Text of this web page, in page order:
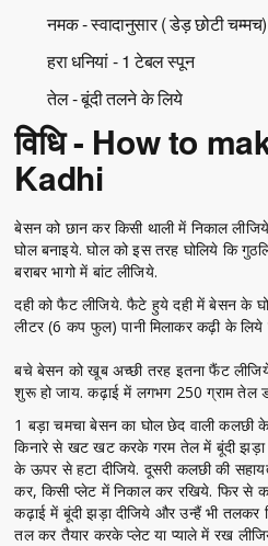
नमक - स्वादानुसार ( डेड़ छोटी चम्मच)
हरा धनियां - 1 टेबल स्पून
तेल - बूंदी तलने के लिये
विधि - How to
Kadhi
बेसन को छान कर किसी थाली में निकाल
घोल बनाइये. घोल को इस तरह घोलिये कि
बराबर भागो में बांट लीजिये.
दही को फैट लीजिये. फैटे हुये दही में बेसन के
लीटर (6 कप फुल) पानी मिलाकर कढ़ी के
बचे बेसन को खूब अच्छी तरह इतना फैंट
शुरू हो जाय. कढ़ाई में लगभग 250 ग्राम तेल
1 बड़ा चमचा बेसन का घोल छेद वाली
किनारे से खट खट करके गरम तेल में बूंदी झड़ा
के ऊपर से हटा दीजिये. दूसरी कलछी की
कर, किसी प्लेट में निकाल कर रखिये. फिर
कढ़ाई में बूंदी झड़ा दीजिये और उन्हैं भी तलकर
तल कर तैयार करके प्लेट या प्याले में रख